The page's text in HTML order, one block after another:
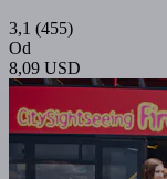
3,1 (455)
Od
8,09 USD